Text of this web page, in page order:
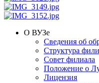
О ВУЗе
Сведения об
Структура
Совет филиала
Положение о
Лицензия